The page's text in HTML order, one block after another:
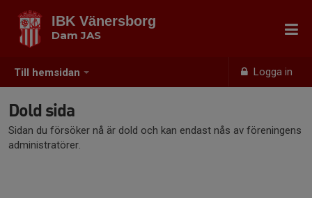
Till hemsidan Logga in
IBK Vänersborg
Dam JAS
Dold sida
Sidan du försöker nå är dold och kan endast nås av föreningens
administratörer.